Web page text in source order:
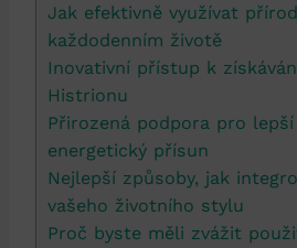
Jak efektivně využívat
každodenním životě
Inovativní přístup k
Histrionu
Přirozená podpora pro
energetický přísun
Nejlepší způsoby, jak
vašeho životního stylu
Proč byste měli zvážit